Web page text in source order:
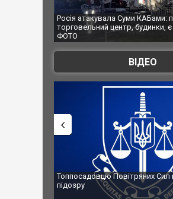
Росія атакувала Суми КАБами: пошкоджено
торговельний центр, будинки, є постраждалі.
ВІДЕО
Топпосадовцю Повітряних Сил вручили нову